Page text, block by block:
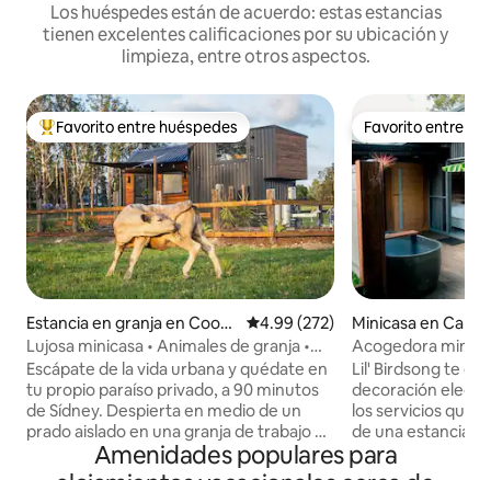
Los huéspedes están de acuerdo: estas estancias
tienen excelentes calificaciones por su ubicación y
limpieza, entre otros aspectos.
De los mejores en Favorito entre huéspedes
Favorito entre huéspedes
Estancia en granja en Coora
nbong
Calificación promedio: 4.99 de
4.99 (272)
Lujosa minicasa • Animales de granja •
Baño al aire libre • para 2
Escápate de la vida urbana y quédate en
tu propio paraíso privado, a 90 minutos
de Sídney. Despierta en medio de un
prado aislado en una granja de trabajo de
300 acres. Acaricia y alimenta a las
cabras, pollos, vacas y caballos. Relájate
Favorito entre
Favorito entre
Minicasa en
Acogedora
baño al aire libre,
Lil' Birdsong te da
decoración
los servicios que
de una estancia
rejuvenecedora.
rodeado de los
Amenidades populares para